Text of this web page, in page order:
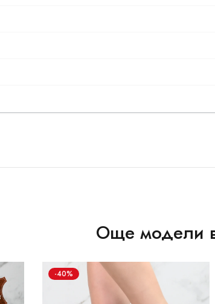
Още модели
-40%